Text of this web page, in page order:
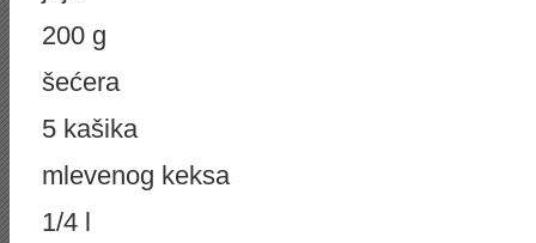
200 g
šećera
5 kašika
mlevenog keksa
1/4 l